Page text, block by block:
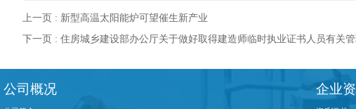
上一页 : 新型高温太阳能炉可望催生新产业
下一页 : 住房城乡建设部办公厅关于做好取得建造师临时执业证书人员有关
公司概况 企业